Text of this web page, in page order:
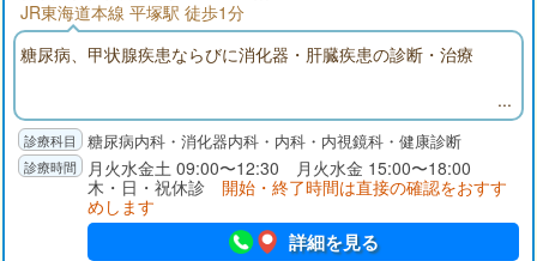
JR東海道本線 平塚駅 徒歩1分
糖尿病、甲状腺疾患ならびに消化器・肝臓疾患の診断・治療
糖尿病内科・消化器内科・内科・内視鏡科・健康診断
月火水金土 09:00〜12:30 月火水金 15:00〜18:00
木・日・祝休診 開始・終了時間は直接の確認をおすす
めします
詳細を見る